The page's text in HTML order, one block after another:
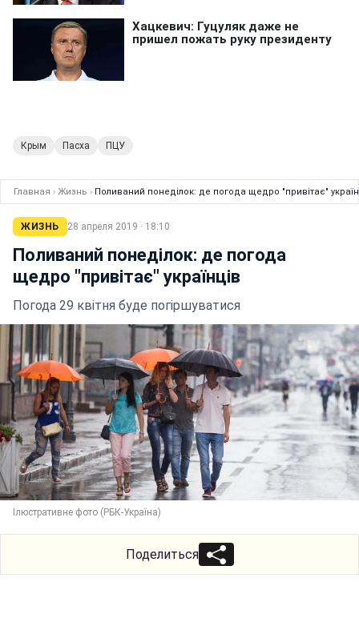
Крым Пасха ПЦУ
Главная › Жизнь › Поливаний понеділок: де погода щедро "привітає"
ЖИЗНЬ 28 апреля 2019 · 18:10
Поливаний понеділок: де погода
щедро "привітає" українців
Погода 29 квітня буде погіршуватися
Ілюстративне фото (РБК-Україна)
Поделиться